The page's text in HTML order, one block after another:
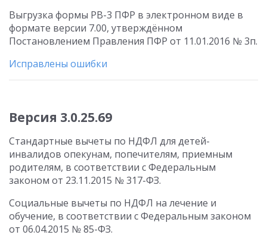
Выгрузка формы РВ-3 ПФР в электронном виде в
формате версии 7.00, утверждённом
Постановлением Правления ПФР от 11.01.2016 № 3п.
Исправлены ошибки
Версия 3.0.25.69
Стандартные вычеты по НДФЛ для детей-
инвалидов опекунам, попечителям, приемным
родителям, в соответствии с Федеральным
законом от 23.11.2015 № 317-ФЗ.
Социальные вычеты по НДФЛ на лечение и
обучение, в соответствии с Федеральным законом
от 06.04.2015 № 85-ФЗ.